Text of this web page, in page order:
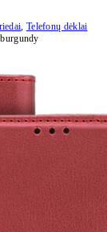
, Telefonų dėklai